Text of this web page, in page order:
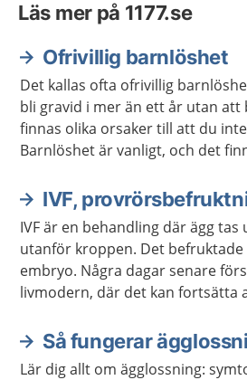
Läs mer på 1177.se
Ofrivillig barnlöshet
Det kallas ofta ofrivillig
bli gravid i mer än ett år utan att
finnas olika orsaker till att du
Barnlöshet är vanligt, och det
IVF,
IVF är en behandling där ägg
utanför kroppen. Det befruktade
embryo. Några dagar senare
livmodern, där det kan fortsätta
Så fungerar
Lär dig allt om ägglossning: